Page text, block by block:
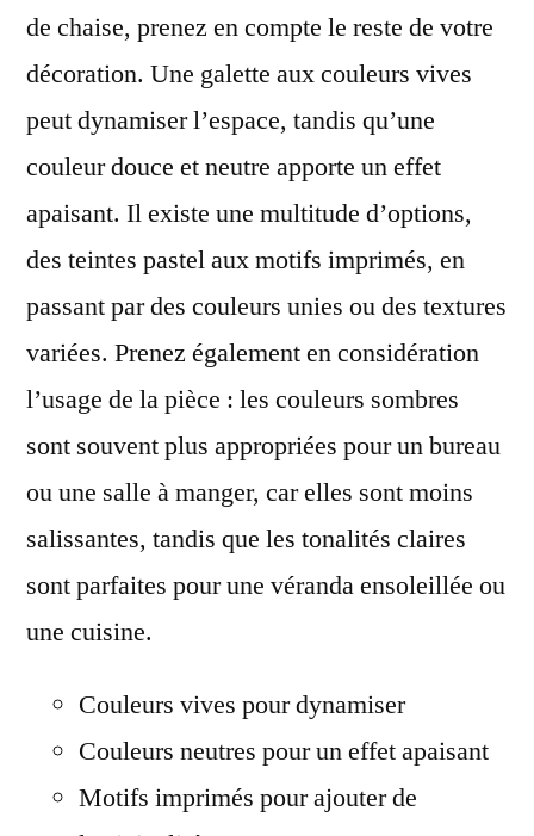
de chaise, prenez en compte le reste de votre
décoration. Une galette aux couleurs vives
peut dynamiser l’espace, tandis qu’une
couleur douce et neutre apporte un effet
apaisant. Il existe une multitude d’options,
des teintes pastel aux motifs imprimés, en
passant par des couleurs unies ou des textures
variées. Prenez également en considération
l’usage de la pièce : les couleurs sombres
sont souvent plus appropriées pour un bureau
ou une salle à manger, car elles sont moins
salissantes, tandis que les tonalités claires
sont parfaites pour une véranda ensoleillée ou
une cuisine.
Couleurs vives pour dynamiser
Couleurs neutres pour un effet apaisant
Motifs imprimés pour ajouter de